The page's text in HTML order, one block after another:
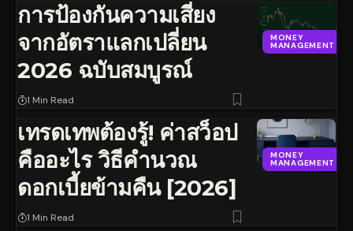
MONEY
MANAGEMENT
การป้องกันความเสี่ยง
จากอัตราแลกเปลี่ยน
2026 ฉบับสมบูรณ์
1 Min Read
MONEY
MANAGEMENT
เทรดเทพต้องรู้! ค่าสว็อป
คืออะไร วิธีคำนวณ
ดอกเบี้ยข้ามคืน [2026]
1 Min Read